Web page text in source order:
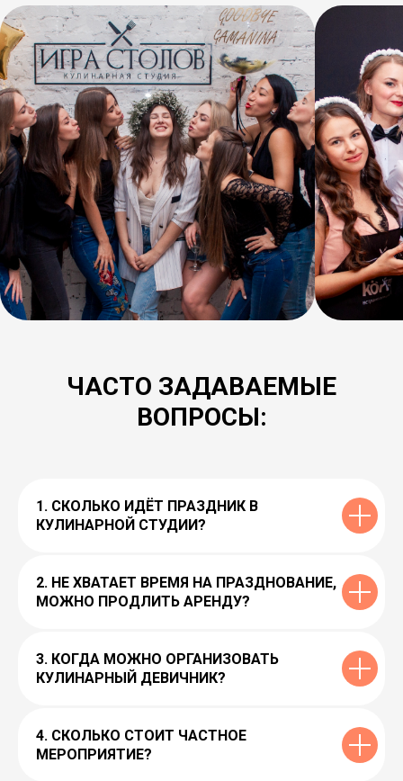
ЧАСТО ЗАДАВАЕМЫЕ
ВОПРОСЫ:
1. СКОЛЬКО ИДЁТ ПРАЗДНИК В
КУЛИНАРНОЙ СТУДИИ?
2. НЕ ХВАТАЕТ ВРЕМЯ НА ПРАЗДНОВАНИЕ,
МОЖНО ПРОДЛИТЬ АРЕНДУ?
3. КОГДА МОЖНО ОРГАНИЗОВАТЬ
КУЛИНАРНЫЙ ДЕВИЧНИК?
4. СКОЛЬКО СТОИТ ЧАСТНОЕ
МЕРОПРИЯТИЕ?